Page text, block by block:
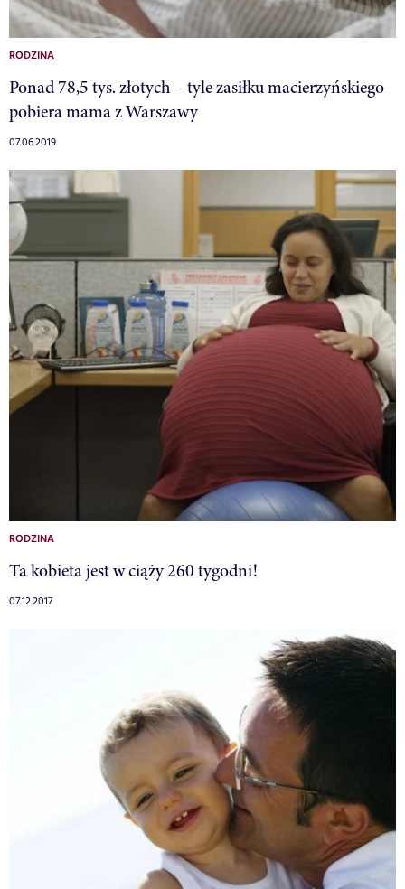
RODZINA
Ponad 78,5 tys. złotych – tyle zasiłku macierzyńskiego
pobiera mama z Warszawy
07.06.2019
RODZINA
Ta kobieta jest w ciąży 260 tygodni!
07.12.2017